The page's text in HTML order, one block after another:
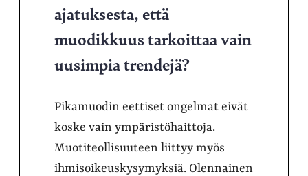
ajatuksesta, että
muodikkuus tarkoittaa vain
uusimpia trendejä?
Pikamuodin eettiset ongelmat eivät
koske vain ympäristöhaittoja.
Muotiteollisuuteen liittyy myös
ihmisoikeuskysymyksiä. Olennainen